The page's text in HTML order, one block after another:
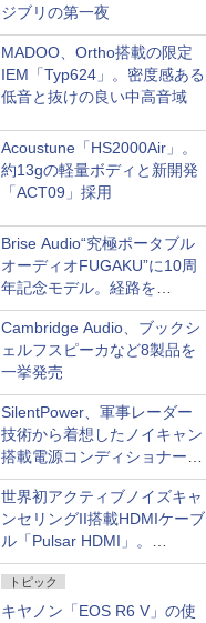
ジブリの第一夜
MADOO、Ortho搭載の限定
IEM「Typ624」。密度感ある
低音と抜けの良い中高音域
Acoustune「HS2000Air」。
約13gの軽量ボディと新開発
「ACT09」採用
Brise Audio“究極ポータブル
オーディオFUGAKU”に10周
年記念モデル。経路を
NISHIKIで統一。400万円
Cambridge Audio、ブックシ
ェルフスピーカなど8製品を
一挙発売
SilentPower、軍事レーダー
技術から着想したノイキャン
搭載電源コンディショナー
「AC iPurifier2」
世界初アクティブノイズキャ
ンセリングII搭載HDMIケーブ
ル「Pulsar HDMI」。
SilentPowerから
トピック
キヤノン「EOS R6 V」の使